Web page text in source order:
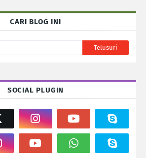
CARI BLOG INI
SOCIAL PLUGIN